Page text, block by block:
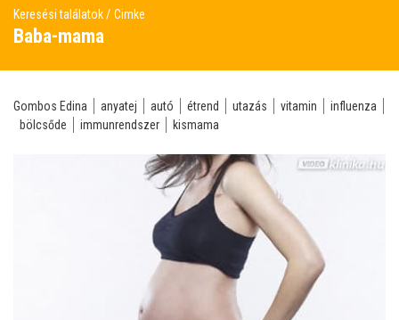
Keresési találatok Cimke
Baba-mama
Gombos Edina anyatej autó étrend utazás vitamin
influenza
bölcsőde
immunrendszer kismama